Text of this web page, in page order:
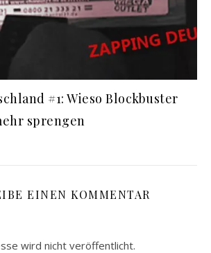
#1: Wieso Blockbuster
sprengen
EINEN KOMMENTAR
wird nicht veröffentlicht.